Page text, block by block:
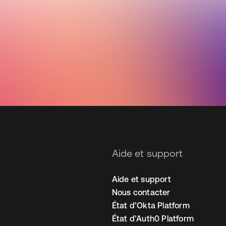
Aide et support
Aide et support
Nous contacter
État d’Okta Platform
État d’Auth0 Platform